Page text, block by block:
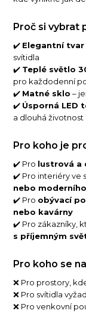
Proč si vybrat
✔️ Elegantní
svítidla
✔️ Teplé světlo
pro každodenní
✔️ Matné sklo –
✔️ Úsporná LED
a dlouhá životnost
Pro koho je
✔️ Pro lustrová a
✔️ Pro interiéry ve
nebo
✔️ Pro obývací
nebo kavárny
✔️ Pro zákazníky,
s příjemným
Pro koho se
❌ Pro prostory,
❌ Pro svítidla
❌ Pro venkovní